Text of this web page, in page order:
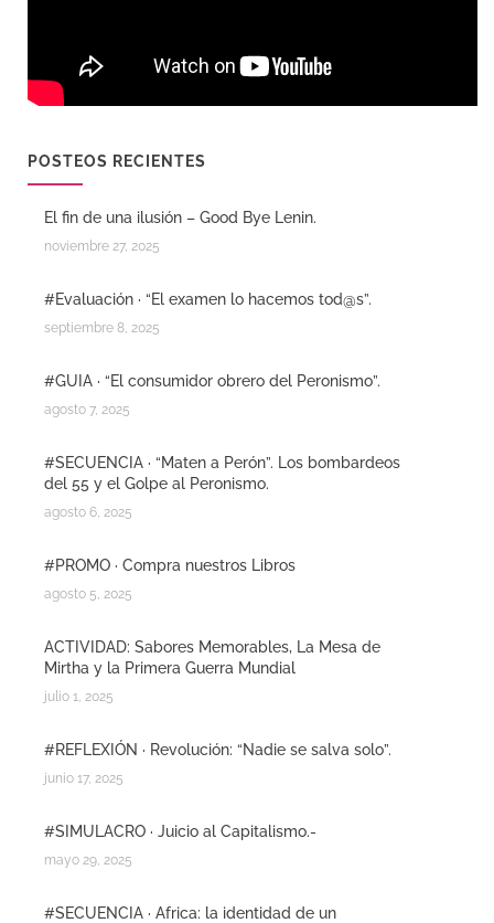
POSTEOS RECIENTES
El fin de una ilusión – Good Bye Lenin.
noviembre 27, 2025
#Evaluación · “El examen lo hacemos tod@s”.
septiembre 8, 2025
#GUIA · “El consumidor obrero del Peronismo”.
agosto 7, 2025
#SECUENCIA · “Maten a Perón”. Los bombardeos
del 55 y el Golpe al Peronismo.
agosto 6, 2025
#PROMO · Compra nuestros Libros
agosto 5, 2025
ACTIVIDAD: Sabores Memorables, La Mesa de
Mirtha y la Primera Guerra Mundial
julio 1, 2025
#REFLEXIÓN · Revolución: “Nadie se salva solo”.
junio 17, 2025
#SIMULACRO · Juicio al Capitalismo.-
mayo 29, 2025
#SECUENCIA · Africa: la identidad de un